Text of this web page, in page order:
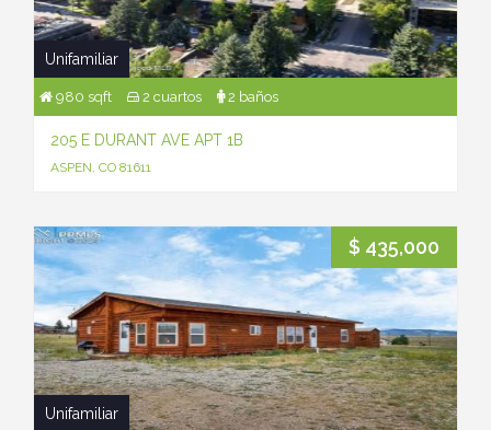
Unifamiliar
980 sqft 2 cuartos 2 baños
205 E DURANT AVE APT 1B
ASPEN, CO 81611
$ 435,000
Unifamiliar